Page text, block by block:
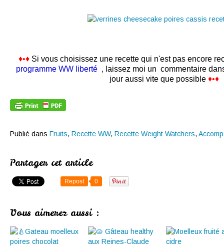
♦•♦Si vous choisissez une recette qui n'est pas encore
programme WW liberté , laissez moi un commentaire
jour aussi vite que possible ♦•♦
Publié dans Fruits, Recette WW, Recette Weight Watchers,
Partager cet article
Repost 0
Vous aimerez aussi :